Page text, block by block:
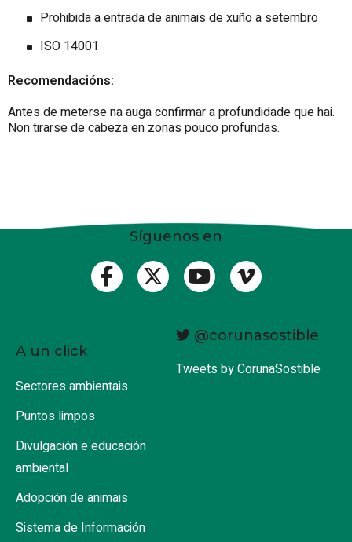
Prohibida a entrada de animais de xuño a setembro
ISO 14001
Recomendacións:
Antes de meterse na auga confirmar a profundidade que hai.
Non tirarse de cabeza en zonas pouco profundas.
Síguenos en
A un click
Sectores ambientais
Puntos limpos
Divulgación e educación
ambiental
Adopción de animais
Sistema de Información
@corunasostible
Tweets by CorunaSostible